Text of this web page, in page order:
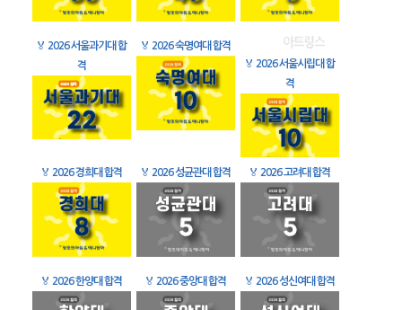
🏅 2026 서울과기대 합
격
🏅 2026 숙명여대 합격
🏅 2026 서울시립대 합
격
🏅 2026 경희대 합격 🏅 2026 성균관대 합격 🏅 2026 고려대 합격
🏅 2026 한양대 합격 🏅 2026 중앙대 합격 🏅 2026 성신여대 합격